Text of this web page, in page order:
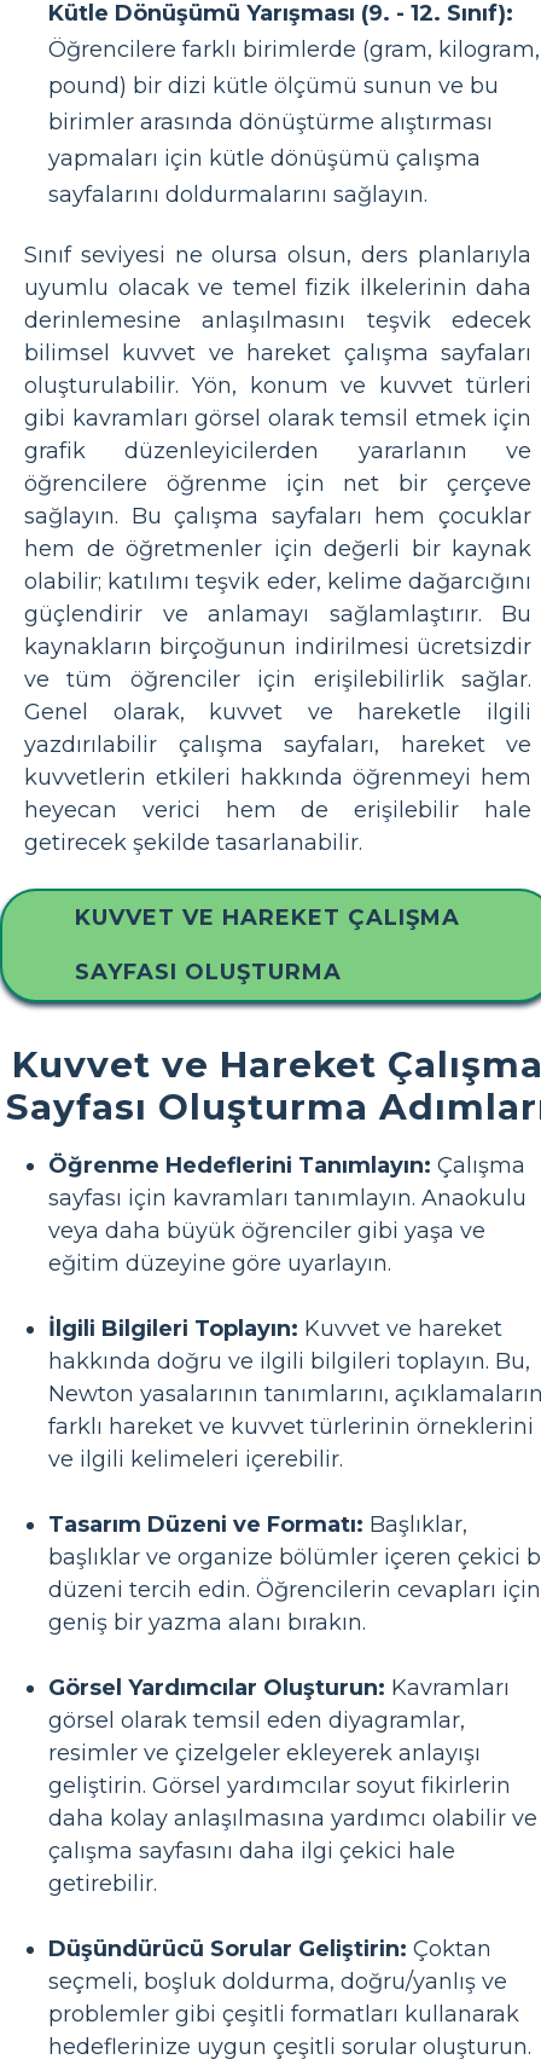
Kütle Dönüşümü Yarışması (9. - 12. Sınıf):
Öğrencilere farklı birimlerde (gram, kilogram,
pound) bir dizi kütle ölçümü sunun ve bu
birimler arasında dönüştürme alıştırması
yapmaları için kütle dönüşümü çalışma
sayfalarını doldurmalarını sağlayın.
Sınıf seviyesi ne olursa olsun, ders planlarıyla
uyumlu olacak ve temel fizik ilkelerinin daha
derinlemesine anlaşılmasını teşvik edecek
bilimsel kuvvet ve hareket çalışma sayfaları
oluşturulabilir. Yön, konum ve kuvvet türleri
gibi kavramları görsel olarak temsil etmek için
grafik düzenleyicilerden yararlanın ve
öğrencilere öğrenme için net bir çerçeve
sağlayın. Bu çalışma sayfaları hem çocuklar
hem de öğretmenler için değerli bir kaynak
olabilir; katılımı teşvik eder, kelime dağarcığını
güçlendirir ve anlamayı sağlamlaştırır. Bu
kaynakların birçoğunun indirilmesi ücretsizdir
ve tüm öğrenciler için erişilebilirlik sağlar.
Genel olarak, kuvvet ve hareketle ilgili
yazdırılabilir çalışma sayfaları, hareket ve
kuvvetlerin etkileri hakkında öğrenmeyi hem
heyecan verici hem de erişilebilir hale
getirecek şekilde tasarlanabilir.
KUVVET VE HAREKET ÇALIŞMA
SAYFASI OLUŞTURMA
Kuvvet ve Hareket
Sayfası Oluşturma
Öğrenme Hedeflerini Tanımlayın: Çalışma
sayfası için kavramları tanımlayın. Anaokulu
veya daha büyük öğrenciler gibi yaşa ve
eğitim düzeyine göre uyarlayın.
İlgili Bilgileri Toplayın: Kuvvet ve hareket
hakkında doğru ve ilgili bilgileri toplayın. Bu,
Newton yasalarının tanımlarını,
farklı hareket ve kuvvet türlerinin örneklerini
ve ilgili kelimeleri içerebilir.
Tasarım Düzeni ve Formatı: Başlıklar,
başlıklar ve organize bölümler içeren çekici
düzeni tercih edin. Öğrencilerin cevapları için
geniş bir yazma alanı bırakın.
Görsel Yardımcılar Oluşturun: Kavramları
görsel olarak temsil eden diyagramlar,
resimler ve çizelgeler ekleyerek anlayışı
geliştirin. Görsel yardımcılar soyut fikirlerin
daha kolay anlaşılmasına yardımcı olabilir ve
çalışma sayfasını daha ilgi çekici hale
getirebilir.
Düşündürücü Sorular Geliştirin: Çoktan
seçmeli, boşluk doldurma, doğru/yanlış ve
problemler gibi çeşitli formatları kullanarak
hedeflerinize uygun çeşitli sorular oluşturun.